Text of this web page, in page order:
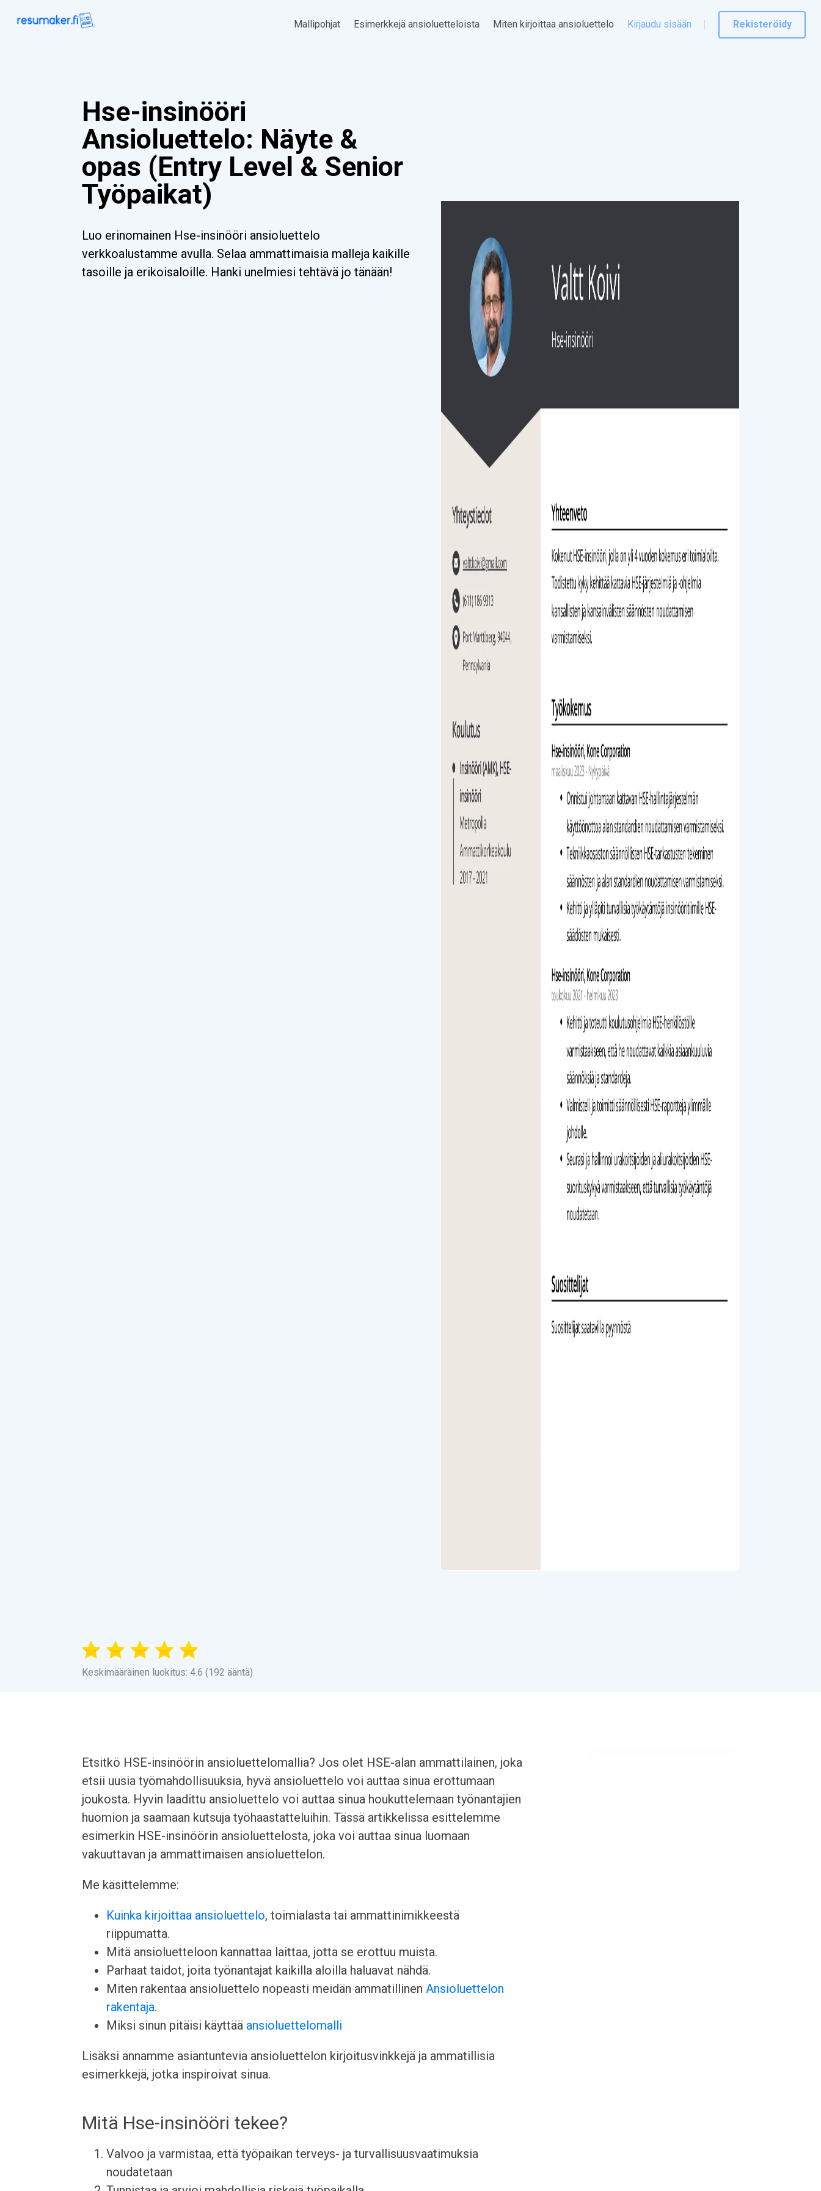
Mallipohjat Esimerkkejä ansioluetteloista Miten kirjoittaa ansioluettelo Kirjaudu sisään Rekisteröidy
Hse-insinööri
Ansioluettelo: Näyte &
opas (Entry Level & Senior
Työpaikat)
Luo erinomainen Hse-insinööri ansioluettelo
verkkoalustamme avulla. Selaa ammattimaisia malleja kaikille
tasoille ja erikoisaloille. Hanki unelmiesi tehtävä jo tänään!
Keskimääräinen luokitus: 4.6 (192 ääntä)
Etsitkö HSE-insinöörin ansioluettelomallia? Jos olet HSE-alan ammattilainen, joka
etsii uusia työmahdollisuuksia, hyvä ansioluettelo voi auttaa sinua erottumaan
joukosta. Hyvin laadittu ansioluettelo voi auttaa sinua houkuttelemaan työnantajien
huomion ja saamaan kutsuja työhaastatteluihin. Tässä artikkelissa esittelemme
esimerkin HSE-insinöörin ansioluettelosta, joka voi auttaa sinua luomaan
vakuuttavan ja ammattimaisen ansioluettelon.
Me käsittelemme:
Kuinka kirjoittaa ansioluettelo, toimialasta tai ammattinimikkeestä
riippumatta.
Mitä ansioluetteloon kannattaa laittaa, jotta se erottuu muista.
Parhaat taidot, joita työnantajat kaikilla aloilla haluavat nähdä.
Miten rakentaa ansioluettelo nopeasti meidän ammatillinenAnsioluettelon
rakentaja.
Miksi sinun pitäisi käyttää ansioluettelomalli
Lisäksi annamme asiantuntevia ansioluettelon kirjoitusvinkkejä ja ammatillisia
esimerkkejä, jotka inspiroivat sinua.
Mitä Hse-insinööri tekee?
Valvoo ja varmistaa, että työpaikan terveys- ja turvallisuusvaatimuksia
noudatetaan